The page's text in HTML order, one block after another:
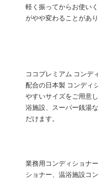
軽く振ってからお使い
がやや変わることがあ
ココプレミアム コンデ
配合の日本製 コンディ
やすいサイズをご用意
浴施設、スーパー銭湯
だけます。
業務用コンディショナ
ショナー、温浴施設コ